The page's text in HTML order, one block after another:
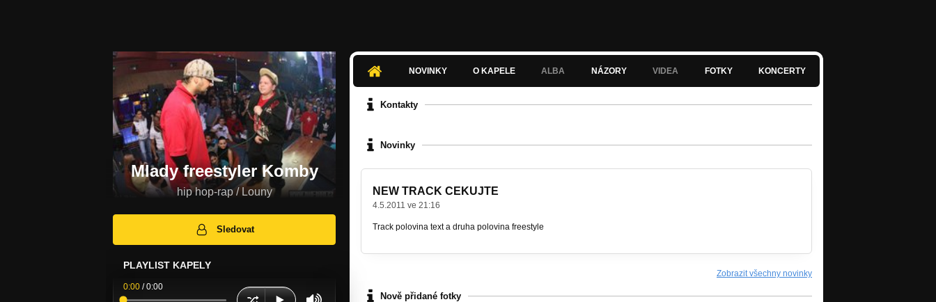
Mlady freestyler Komby
hip hop-rap / Louny
Sledovat
PLAYLIST KAPELY
0:00 /0:00
NOVINKY O KAPELE ALBA NÁZORY VIDEA FOTKY KONCERTY
Kontakty
Novinky
NEW TRACK CEKUJTE
4.5.2011 ve 21:16
Track polovina text a druha polovina freestyle
Zobrazit všechny novinky
Nově přidané fotky